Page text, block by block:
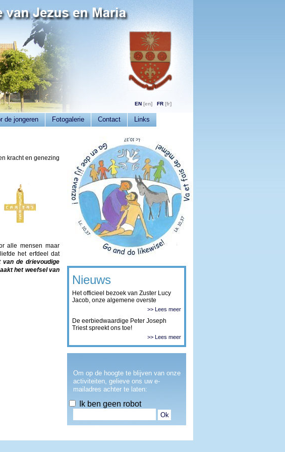
EN FR
de jongeren Fotogalerie Contact Links
kracht en genezing
alle mensen maar
het erfdeel dat
van de drievoudige
het weefsel van
Nieuws
Het officieel bezoek van Zuster Lucy
Jacob, onze algemene overste
>> Lees meer
De eerbiedwaardige Peter Joseph
Triest spreekt ons toe!
>> Lees meer
Om op de hoogte te blijven van onze
activiteiten, gelieve ons uw e-
mailadres achter te laten:
Ik ben geen robot